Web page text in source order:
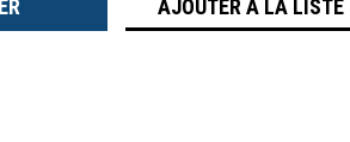
AJOUTER À LA LISTE